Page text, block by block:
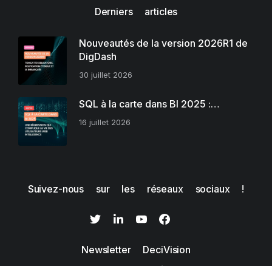
Derniers articles
Nouveautés de la version 2026R1 de
DigDash
30 juillet 2026
SQL à la carte dans BI 2025 :…
16 juillet 2026
Suivez-nous sur les réseaux sociaux !
Newsletter DeciVision